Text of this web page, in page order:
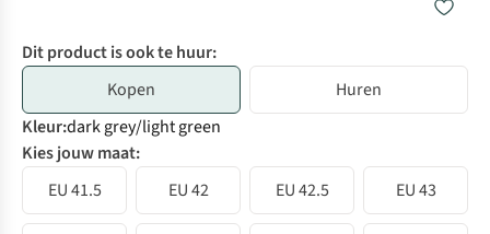
Dit product is ook te huur:
Kopen
Huren
Kleur:dark grey/light green
Kies jouw maat:
EU 41.5
EU 42 EU 42.5 EU 43